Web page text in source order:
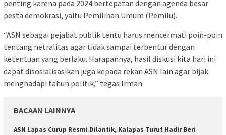
penting karena pada 2024 bertepatan dengan agenda besar
pesta demokrasi, yaitu Pemilihan Umum (Pemilu).
“ASN sebagai pejabat publik tentu harus mencermati poin-poin
tentang netralitas agar tidak sampai terbentur dengan
ketentuan yang berlaku. Harapannya, hasil diskusi kita hari ini
dapat disosialisasikan juga kepada rekan ASN lain agar bijak
menghadapi tahun politik,” tegas Irman.
BACAAN LAINNYA
ASN Lapas Curup Resmi Dilantik, Kalapas Turut Hadir Beri